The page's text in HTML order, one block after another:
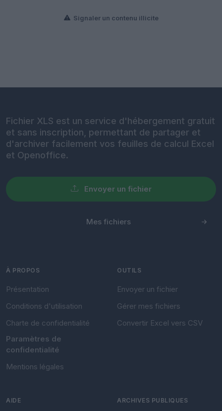
Signaler un contenu illicite
Fichier XLS est un service d'hébergement gratuit
et sans inscription, permettant de partager et
d'archiver facilement vos feuilles de calcul Excel
et Openoffice.
Envoyer un fichier
Mes fichiers
À PROPOS
Présentation
Conditions d'utilisation
Charte de confidentialité
Paramètres de
confidentialité
Mentions légales
OUTILS
Envoyer un fichier
Gérer mes fichiers
Convertir Excel vers CSV
AIDE ARCHIVES PUBLIQUES